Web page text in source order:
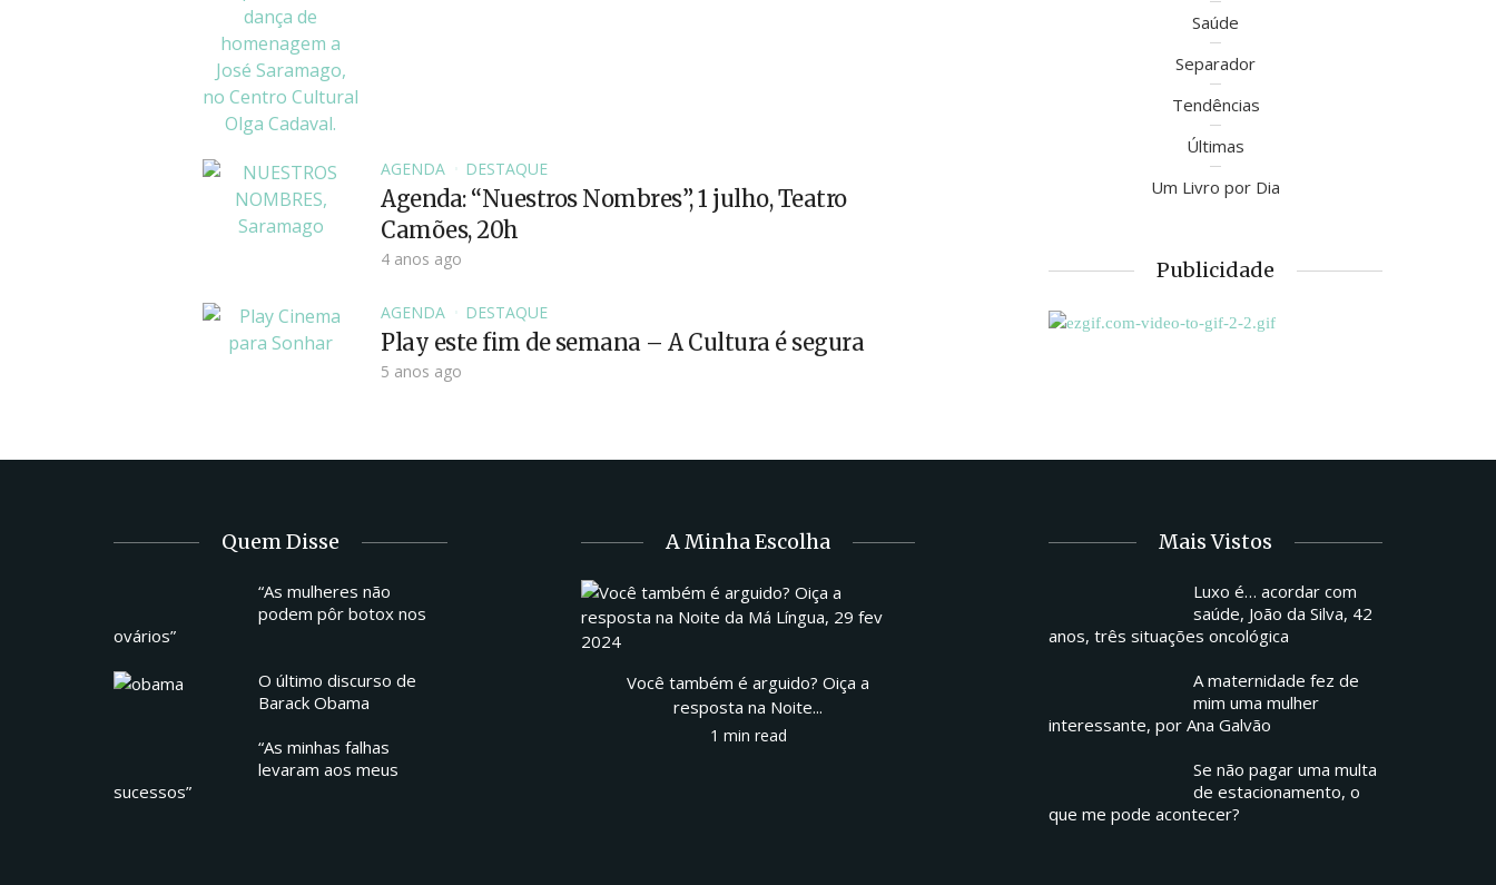
AGENDA DESTAQUE
Agenda: “Nuestros Nombres”, 1 julho, Teatro
Camões, 20h
4 anos ago
AGENDA DESTAQUE
Play este fim de semana – A Cultura é segura
5 anos ago
Saúde
Separador
Tendências
Últimas
Um Livro por Dia
Publicidade
Quem Disse
“As mulheres não
podem pôr botox nos
ovários”
O último discurso de
Barack Obama
“As minhas falhas
levaram aos meus
sucessos”
A Minha Escolha
Você também é arguido? Oiça a
resposta na Noite...
1 min read
Mais Vistos
Luxo é… acordar com
saúde, João da Silva, 42
anos, três situações oncológica
A maternidade fez de
mim uma mulher
interessante, por Ana Galvão
Se não pagar uma multa
de estacionamento, o
que me pode acontecer?